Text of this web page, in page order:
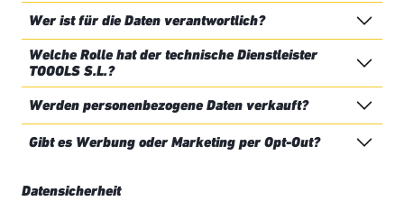
Wer ist für die Daten verantwortlich?
Welche Rolle hat der technische Dienstleister
TOOOLS S.L.?
Werden personenbezogene Daten verkauft?
Gibt es Werbung oder Marketing per Opt-Out?
Datensicherheit